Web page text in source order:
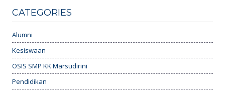
CATEGORIES
Alumni
Kesiswaan
OSIS SMP KK Marsudirini
Pendidikan